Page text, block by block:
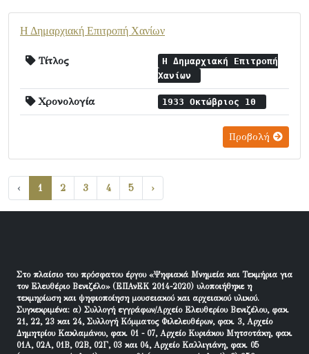
Η Δημαρχιακή Επιτροπή Χανίων
Τίτλος
Η Δημαρχιακή Επιτροπή
Χανίων
Χρονολογία 1933 Οκτώβριος 10
Προβολή
‹ 1 2 3 4 5 ›
Στο πλαίσιο του πρόσφατου έργου «Ψηφιακά Μνημεία και Τεκμήρια για
τον Ελευθέριο Βενιζέλο» (ΕΠΑνΕΚ 2014-2020) υλοποιήθηκε η
τεκμηρίωση και ψηφιοποίηση μουσειακού και αρχειακού υλικού.
Συγκεκριμένα: α) Συλλογή εγγράφων/Αρχείο Ελευθερίου Βενιζέλου, φακ.
21, 22, 23 και 24, Συλλογή Κόμματος Φιλελευθέρων, φακ. 3, Αρχείο
Δημητρίου Κακλαμάνου, φακ. 01 - 07, Αρχείο Κυριάκου Μητσοτάκη, φακ.
01Α, 02Α, 01Β, 02Β, 02Γ, 03 και 04, Αρχείο Καλλιγιάνη, φακ. 05